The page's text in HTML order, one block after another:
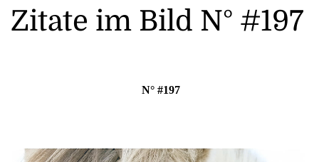
Zitate im Bild N° #197
N° #197